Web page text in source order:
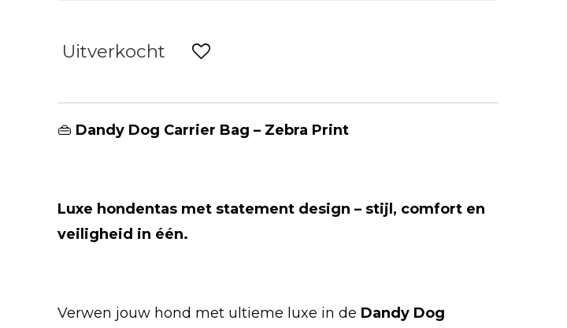
Uitverkocht
👜 Dandy Dog Carrier Bag – Zebra Print
Luxe hondentas met statement design – stijl, comfort en
veiligheid in één.
Verwen jouw hond met ultieme luxe in de Dandy Dog